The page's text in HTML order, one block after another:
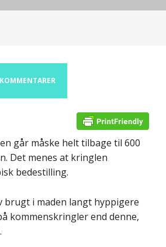
går måske helt tilbage til 600
Det menes at kringlen
bedestilling.
brugt i maden langt hyppigere
kommenskringler end denne,